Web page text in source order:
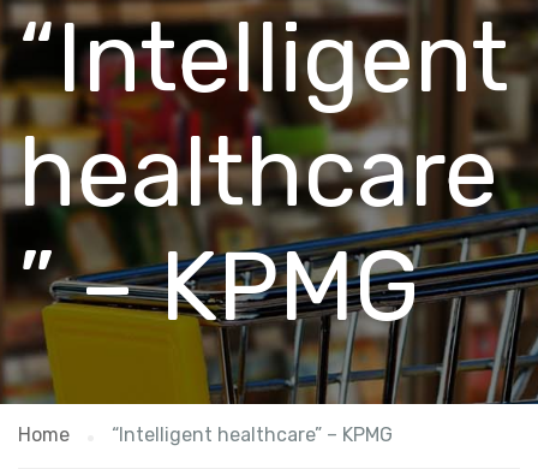
“Intelligent
healthcare
” – KPMG
Home “Intelligent healthcare” – KPMG